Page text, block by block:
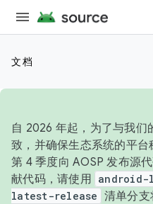
文档
自 2026 年起，为了与我们
致，并确保生态系统的平
第 4 季度向 AOSP 发布源
献代码，请使用
latest-release 清单分支